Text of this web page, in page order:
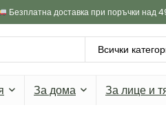
Безплатна доставка при поръчки
Всички
За дома За лице и